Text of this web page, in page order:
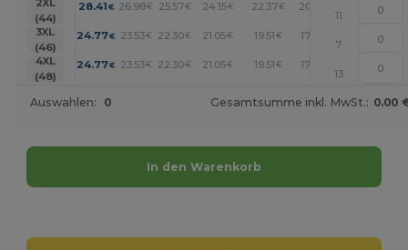
2XL
(44)
28.41€ 26.98€ 25.57€ 24.15€ 22.37€ 20.60
11
3XL
(46)
24.77€ 23.53€ 22.30€ 21.05€ 19.51 € 17.96
7
4XL
(48)
24.77€ 23.53€ 22.30€ 21.05€ 19.51 € 17.96
13
Auswahlen: 0 Gesamtsumme inkl. MwSt.: 0.00
In den Warenkorb